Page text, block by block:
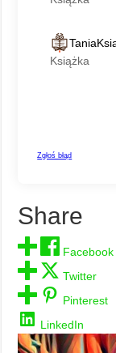
Share
Facebook
Twitter
Pinterest
LinkedIn